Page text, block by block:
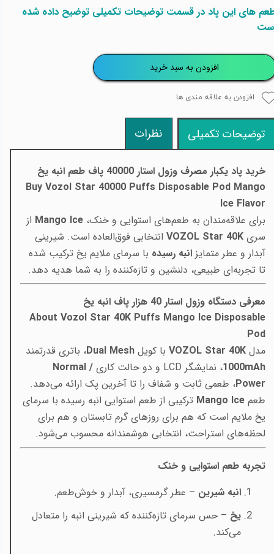
های این پاد در قسمت توضیحات تکمیلی توضیح داده شده
افزودن به سبد خرید
افزودن به علاقه مندی ها
توضیحات تکمیلی نظرات
خرید پاد یکبار مصرف وزول استار 40000 پاف طعم
انبه یخ
Buy Vozol Star 40000 Puffs Disposable Pod Mango
Ice Flavor
برای علاقه‌مندان به طعم‌های استوایی و خنک، Mango Ice از
سری VOZOL Star 40Kانتخابی فوق‌العاده است. شیرینی
آبدار و عطر متمایز انبه رسیده با سرمای ملایم یخ ترکیب شده
تا تجربه‌ای طبیعی، دلنشین و تازه‌کننده را به شما هدیه دهد.
معرفی دستگاه وزول استار 40 هزار پاف انبه یخ
About Vozol Star 40K Puffs Mango Ice Disposable
Pod
مدل VOZOL Star 40Kبا کویل Dual Mesh، باتری قدرتمند
1000mAh ، نمایشگر LCD و دو حالت کاری
Normal /
Power، طعمی ثابت و شفاف را تا آخرین پک ارائه می‌دهد.
طعم Mango Ice ترکیبی از طعم استوایی انبه رسیده با سرمای
یخ ملایم است که هم برای روزهای گرم تابستان و هم برای
لحظه‌های استراحت، انتخابی هوشمندانه محسوب می‌شود.
تجربه طعم استوایی و خنک
انبه شیرین – عطر گرمسیری، آبدار و خوش‌طعم.
یخ – حس سرمای تازه‌کننده که شیرینی انبه را متعادل
می‌کند.